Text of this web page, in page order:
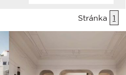
Stránka 1